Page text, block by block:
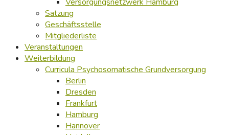
Satzung
Geschäftsstelle
Mitgliederliste
Veranstaltungen
Weiterbildung
Curricula Psychosomatische Grundversorgung
Berlin
Dresden
Frankfurt
Hamburg
Hannover